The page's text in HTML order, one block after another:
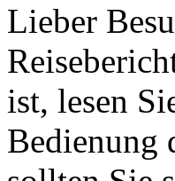
Lieber
ist, lesen
Bedienung